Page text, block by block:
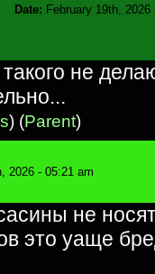
Date: February 19th, 2026
не
) (Parent)
2026 - 05:21 am
не
это уаще